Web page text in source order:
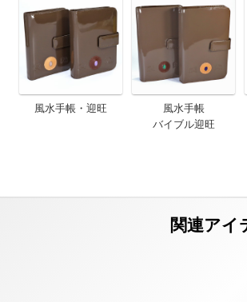
風水手帳・迎旺
風水手帳
バイブル迎旺